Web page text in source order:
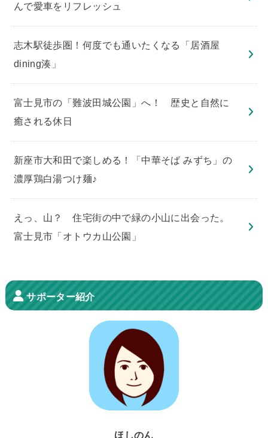
んで愛車をリフレッシュ
志木駅徒歩圏！何度でも通いたくなる「居酒屋
dining湊」
​富士見市の「難波田城公園」へ！ 歴史と自然に
癒される休日
新座市大和田で楽しめる！「中華そば みずち」の
濃厚鶏白湯つけ麺♪
えっ、山？ 住宅街の中で緑の小山に出会った。
富士見市「オトウカ山公園」
サポーター紹介
ほしのん